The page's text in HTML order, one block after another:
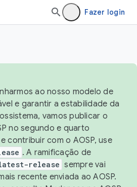
Fazer login
ao nosso modelo de
e garantir a estabilidade da
vamos publicar o
no segundo e quarto
contribuir com o AOSP, use
. A ramificação de
release sempre vai
recente enviada ao AOSP.